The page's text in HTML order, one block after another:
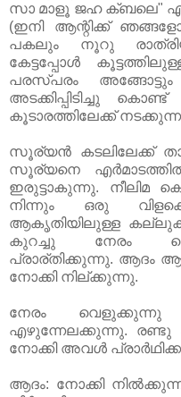
സാ മാളൂ ജഹ ക്ബലെ"
(ഇനി ആന്റിക്ക്
പകലും നൂറു
കേട്ടപ്പോൾ
പരസ്പരം അങ്ങോട്ടും
അടക്കിപ്പിടിച്ചു
കൂടാരത്തിലേക്ക്
സൂര്യൻ കടലിലേക്ക്‌
സൂര്യനെ
ഇരുട്ടാകുന്നു. നീലിമ
നിന്നും ഒരു
ആകൃതിയിലുള്ള
കുറച്ചു നേരം
പ്രാര്തിക്കുന്നു. ആദം
നോക്കി നില്ക്കുന്നു.
നേരം
എഴുന്നേലക്കുന്നു.
നോക്കി അവൾ
ആദം: നോക്കി